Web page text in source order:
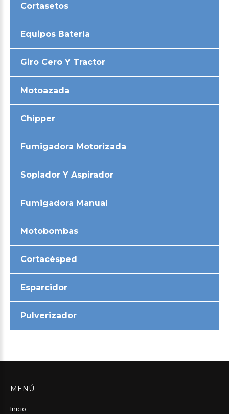
Cortasetos
Equipos Batería
Giro Cero Y Tractor
Motoazada
Chipper
Fumigadora Motorizada
Soplador Y Aspirador
Fumigadora Manual
Motobombas
Cortacésped
Esparcidor
Pulverizador
MENÚ
Inicio